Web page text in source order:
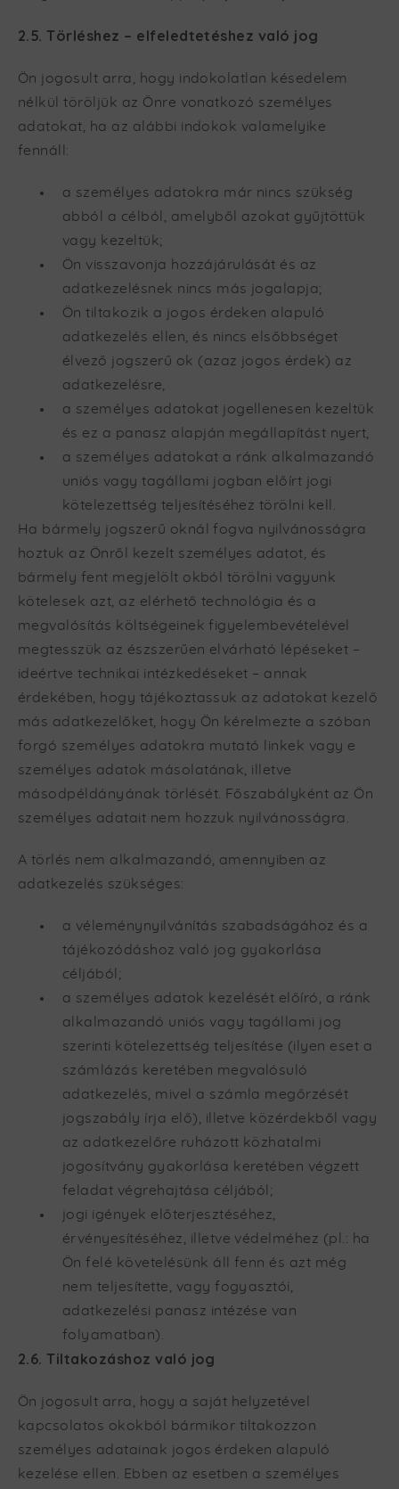
2.5. Törléshez – elfeledtetéshez való jog
Ön jogosult arra, hogy indokolatlan késedelem
nélkül töröljük az Önre vonatkozó személyes
adatokat, ha az alábbi indokok valamelyike
fennáll:
a személyes adatokra már nincs szükség
abból a célból, amelyből azokat gyűjtöttük
vagy kezeltük;
Ön visszavonja hozzájárulását és az
adatkezelésnek nincs más jogalapja;
Ön tiltakozik a jogos érdeken alapuló
adatkezelés ellen, és nincs elsőbbséget
élvező jogszerű ok (azaz jogos érdek) az
adatkezelésre,
a személyes adatokat jogellenesen kezeltük
és ez a panasz alapján megállapítást nyert,
a személyes adatokat a ránk alkalmazandó
uniós vagy tagállami jogban előírt jogi
kötelezettség teljesítéséhez törölni kell.
Ha bármely jogszerű oknál fogva nyilvánosságra
hoztuk az Önről kezelt személyes adatot, és
bármely fent megjelölt okból törölni vagyunk
kötelesek azt, az elérhető technológia és a
megvalósítás költségeinek figyelembevételével
megtesszük az észszerűen elvárható lépéseket –
ideértve technikai intézkedéseket – annak
érdekében, hogy tájékoztassuk az adatokat kezelő
más adatkezelőket, hogy Ön kérelmezte a szóban
forgó személyes adatokra mutató linkek vagy e
személyes adatok másolatának, illetve
másodpéldányának törlését. Főszabályként az Ön
személyes adatait nem hozzuk nyilvánosságra.
A törlés nem alkalmazandó, amennyiben az
adatkezelés szükséges:
a véleménynyilvánítás szabadságához és a
tájékozódáshoz való jog gyakorlása
céljából;
a személyes adatok kezelését előíró, a ránk
alkalmazandó uniós vagy tagállami jog
szerinti kötelezettség teljesítése (ilyen eset a
számlázás keretében megvalósuló
adatkezelés, mivel a számla megőrzését
jogszabály írja elő), illetve közérdekből vagy
az adatkezelőre ruházott közhatalmi
jogosítvány gyakorlása keretében végzett
feladat végrehajtása céljából;
jogi igények előterjesztéséhez,
érvényesítéséhez, illetve védelméhez (pl.: ha
Ön felé követelésünk áll fenn és azt még
nem teljesítette, vagy fogyasztói,
adatkezelési panasz intézése van
folyamatban).
2.6. Tiltakozáshoz való jog
Ön jogosult arra, hogy a saját helyzetével
kapcsolatos okokból bármikor tiltakozzon
személyes adatainak jogos érdeken alapuló
kezelése ellen. Ebben az esetben a személyes